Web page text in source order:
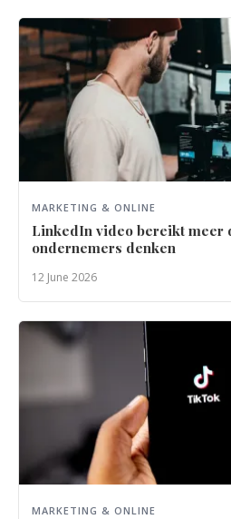
MARKETING & ONLINE
LinkedIn video bereikt meer
ondernemers denken
12 June 2026
MARKETING & ONLINE